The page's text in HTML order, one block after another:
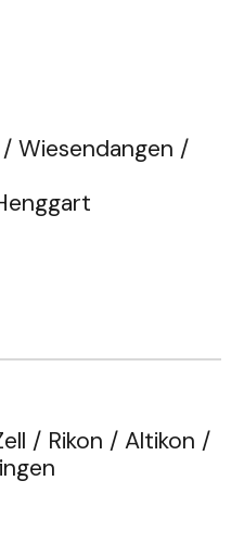
Wiesendangen /
/ Rikon / Altikon /